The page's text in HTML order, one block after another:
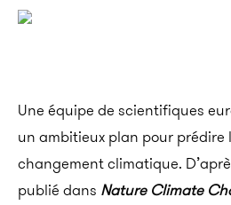
Une équipe de scientifiques
un ambitieux plan pour prédire
changement climatique.
publié dans Nature Climate